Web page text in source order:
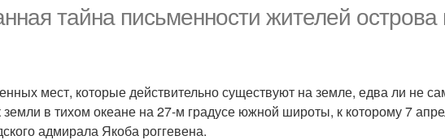
тайна письменности жителей острова
мест, которые действительно существуют на земле, едва ли не
земли в тихом океане на 27-м градусе южной широты, к которому 7
адмирала Якоба роггевена.